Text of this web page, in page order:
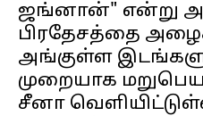
ஜங்னான்" என்று
பிரதேசத்தை
அங்குள்ள
முறையாக
சீனா